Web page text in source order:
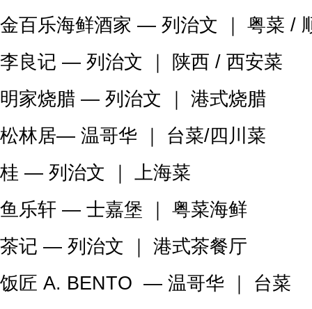
金百乐海鲜酒家 — 列治文 ｜ 粤菜 /
李良记 — 列治文 ｜ 陕西 / 西安菜
明家烧腊 — 列治文 ｜ 港式烧腊
松林居— 温哥华 ｜ 台菜/四川菜
桂 — 列治文 ｜ 上海菜
鱼乐轩 — 士嘉堡 ｜ 粤菜海鲜
茶记 — 列治文 ｜ 港式茶餐厅
饭匠 A. BENTO — 温哥华 ｜ 台菜